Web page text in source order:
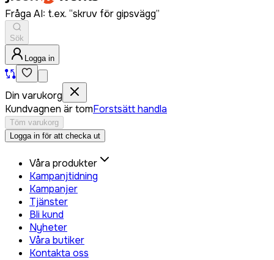
Fråga AI: t.ex. “skruv för gipsvägg”
Sök
Logga in
Din varukorg
Kundvagnen är tomForstsätt handla
Töm varukorg
Logga in för att checka ut
Våra produkter
Kampanjtidning
Kampanjer
Tjänster
Bli kund
Nyheter
Våra butiker
Kontakta oss